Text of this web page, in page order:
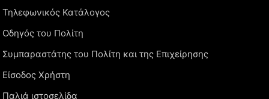
Τηλεφωνικός Κατάλογος
Οδηγός του Πολίτη
Συμπαραστάτης του Πολίτη και της Επιχείρησης
Είσοδος Χρήστη
Παλιά ιστοσελίδα